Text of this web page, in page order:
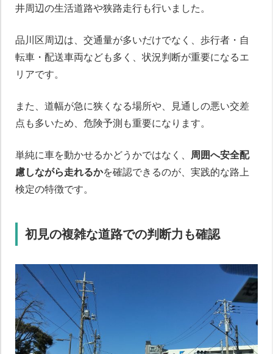
井周辺の生活道路や狭路走行も行いました。
品川区周辺は、交通量が多いだけでなく、歩行者・自
転車・配送車両なども多く、状況判断が重要になるエ
リアです。
また、道幅が急に狭くなる場所や、見通しの悪い交差
点も多いため、危険予測も重要になります。
単純に車を動かせるかどうかではなく、
周囲へ安全配
慮しながら走れるかを確認できるのが、実践的な路上
検定の特徴です。
初見の複雑な道路での判断力も確認